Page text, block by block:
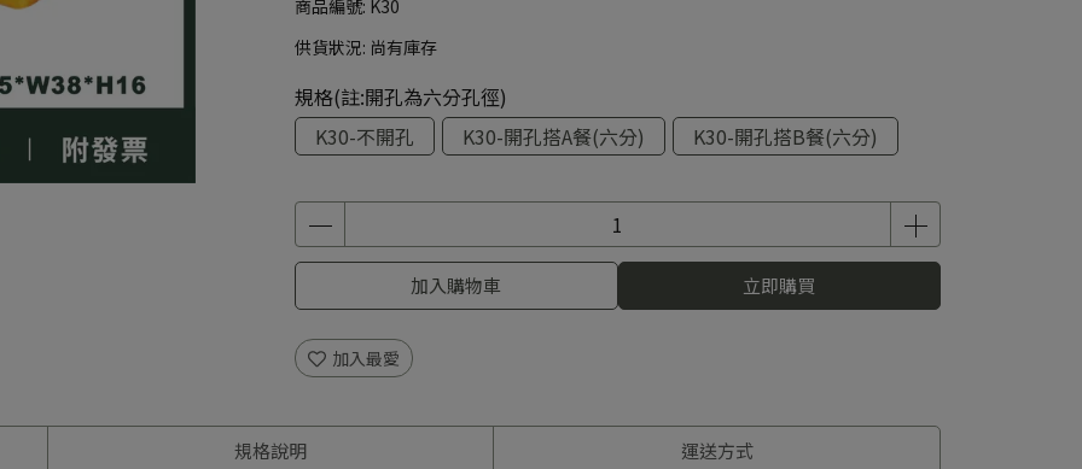
商品編號: K30
供貨狀況: 尚有庫存
規格(註:開孔為六分孔徑)
K30-不開孔
K30-開孔搭A餐(六分) K30-開孔搭B餐(六分)
加入購物車 立即購買
加入最愛
規格說明 運送方式